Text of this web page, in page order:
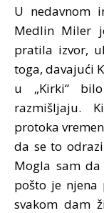
U nedavnom
Medlin Miler
pratila izvor,
toga, davajući
u „Kirki“
razmišljaju.
protoka
da se to
Mogla sam
pošto je njena
svakom dam